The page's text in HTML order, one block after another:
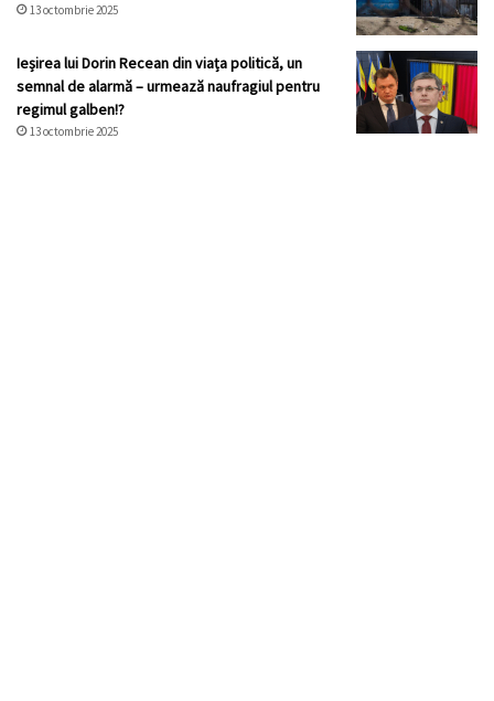
13 octombrie 2025
Ieșirea lui Dorin Recean din viața politică, un
semnal de alarmă – urmează naufragiul pentru
regimul galben!?
13 octombrie 2025